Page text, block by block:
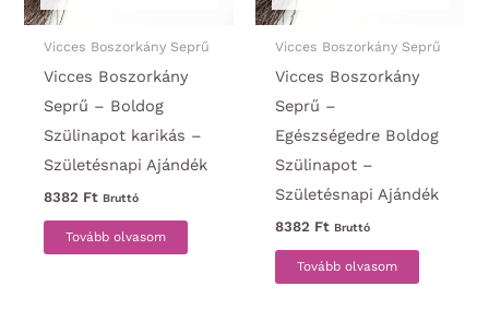
Vicces Boszorkány Seprű
Vicces Boszorkány
Seprű – Boldog
Szülinapot karikás –
Születésnapi Ajándék
8382 Ft Bruttó
Tovább olvasom
Vicces Boszorkány Seprű
Vicces Boszorkány
Seprű –
Egészségedre Boldog
Szülinapot –
Születésnapi Ajándék
8382 Ft Bruttó
Tovább olvasom